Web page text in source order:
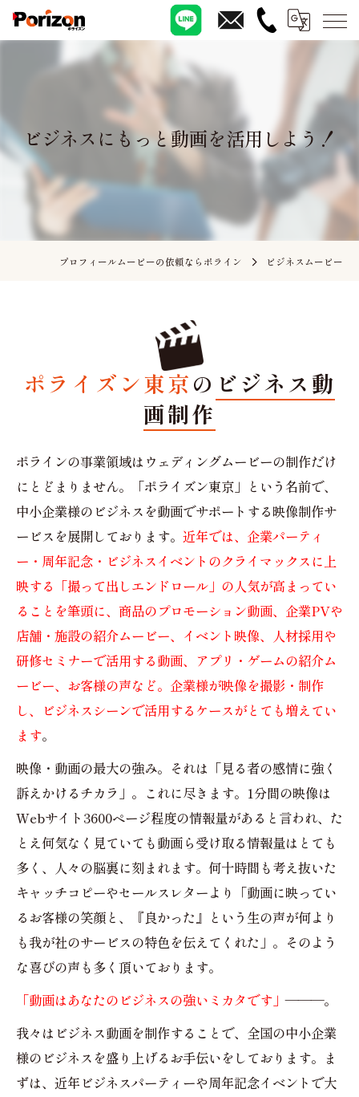
ビジネスにもっと動画を活用しよう！
プロフィールムービーの依頼ならポライン ビジネスムービー
ポライズン東京の ビジネス動
画制作
ポラインの事業領域はウェディングムービーの制作だけ
にとどまりません。「ポライズン東京」という名前で、
中小企業様のビジネスを動画でサポートする映像制作サ
ービスを展開しております。 近年では、企業パーティ
ー・周年記念・ビジネスイベントのクライマックスに上
映する「撮って出しエンドロール」の人気が高まってい
ることを筆頭に、商品のプロモーション動画、企業PVや
店舗・施設の紹介ムービー、イベント映像、人材採用や
研修セミナーで活用する動画、アプリ・ゲームの紹介ム
ービー、お客様の声など。企業様が映像を撮影・制作
し、ビジネスシーンで活用するケースがとても増えてい
ます。
映像・動画の最大の強み。それは「見る者の感情に強く
訴えかけるチカラ」。これに尽きます。1分間の映像は
Webサイト3600ページ程度の情報量があると言われ、た
とえ何気なく見ていても動画ら受け取る情報量はとても
多く、人々の脳裏に刻まれます。何十時間も考え抜いた
キャッチコピーやセールスレターより「動画に映ってい
るお客様の笑顔と、『良かった』という生の声が何より
も我が社のサービスの特色を伝えてくれた」。そのよう
な喜びの声も多く頂いております。
「動画はあなたのビジネスの強いミカタです」———。
我々はビジネス動画を制作することで、全国の中小企業
様のビジネスを盛り上げるお手伝いをしております。ま
ずは、近年ビジネスパーティーや周年記念イベントで大